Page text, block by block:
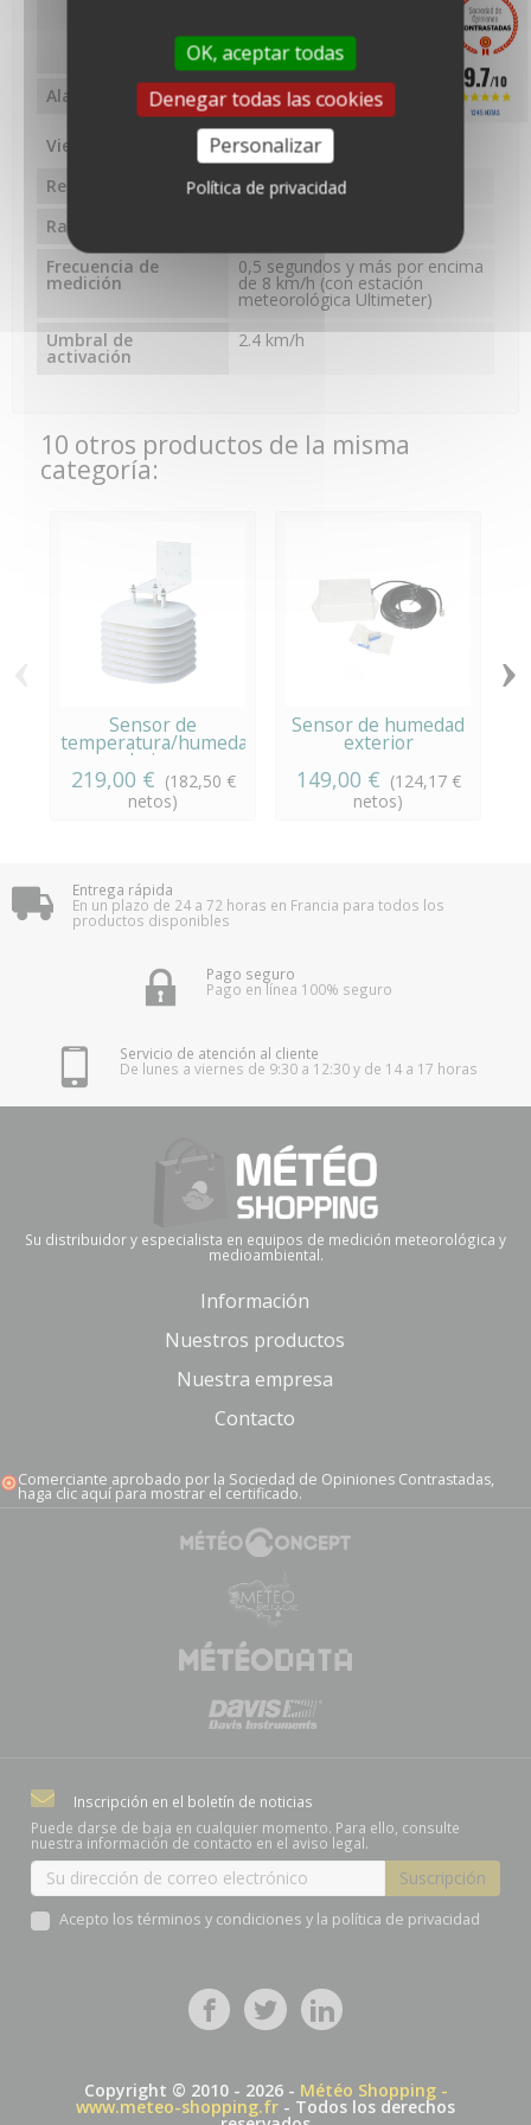
Altura 8,9 cm - Superficie 88,5
cm².
Alambrado
12 metros con conector RJ11
Viento
Resolución
0,1 km/h, 0,1 m/s, 0,1 nudos
Rango de medición
Frecuencia de
medición
0,5 segundos y más por encima
de 8 km/h (con estación
meteorológica Ultimeter)
Umbral de
activación
2.4 km/h
10 otros productos de la misma
categoría:
Sensor de
temperatura/humedad
bajo...
219,00 € (182,50 €
netos)
Sensor de humedad
exterior
149,00 € (124,17 €
netos)
›
Entrega rápida
En un plazo de 24 a 72 horas en Francia para todos los
productos disponibles
Pago seguro
Pago en línea 100% seguro
Servicio de atención al cliente
De lunes a viernes de 9:30 a 12:30 y de 14 a 17 horas
Su distribuidor y especialista en equipos de medición meteorológica y
medioambiental.
Información
Nuestros productos
Nuestra empresa
Contacto
Comerciante aprobado por la Sociedad de Opiniones Contrastadas,
haga clic aquí para mostrar el certificado.
Inscripción en el boletín de noticias
Puede darse de baja en cualquier momento. Para ello, consulte
nuestra información de contacto en el aviso legal.
Acepto los términos y condiciones y la política de privacidad
Copyright © 2010 - 2026 - Météo Shopping -
www.meteo-shopping.fr - Todos los derechos
9.7/10
1245 NOTAS
OK, aceptar todas
Denegar todas las cookies
Personalizar
Política de privacidad